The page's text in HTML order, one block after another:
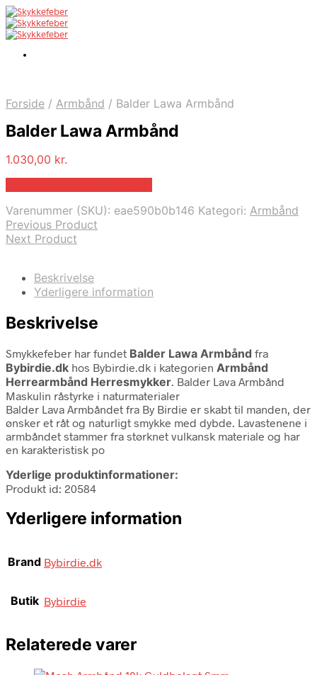
Forside / Armbånd / Balder Lawa Armbånd
Balder Lawa Armbånd
1.030,00 kr.
Varenummer (SKU): eae590b0b146 Kategori: Armbånd
Previous Product
Next Product
Beskrivelse
Yderligere information
Beskrivelse
Smykkefeber har fundet Balder Lawa Armbånd fra
Bybirdie.dk hos Bybirdie.dk i kategorien Armbånd
Herrearmbånd Herresmykker. Balder Lava Armbånd
Maskulin råstyrke i naturmaterialer
Balder Lava Armbåndet fra By Birdie er skabt til manden, der
ønsker et råt og naturligt smykke med dybde. Lavastenene i
armbåndet stammer fra størknet vulkansk materiale og har
en karakteristisk po
Yderlige produktinformationer:
Produkt id: 20584
Yderligere information
Brand Bybirdie.dk
Butik Bybirdie
Relaterede varer